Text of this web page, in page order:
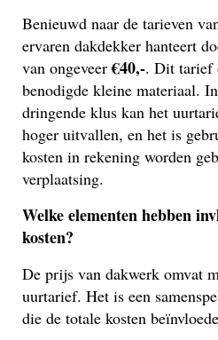
Benieuwd naar de tarieven
ervaren dakdekker hanteert
van ongeveer€40,-. Dit tarief
benodigde kleine materiaal.
dringende klus kan het
hoger uitvallen, en het is
kosten in rekening worden
verplaatsing.
Welke elementen hebben
kosten?
De prijs van dakwerk omvat
uurtarief. Het is een
die de totale kosten